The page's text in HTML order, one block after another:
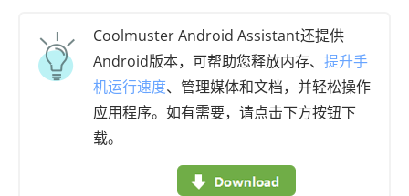
Coolmuster Android Assistant还提供
Android版本，可帮助您释放内存、 提升手
机运行速度、管理媒体和文档，并轻松操作
应用程序。如有需要，请点击下方按钮下
载。